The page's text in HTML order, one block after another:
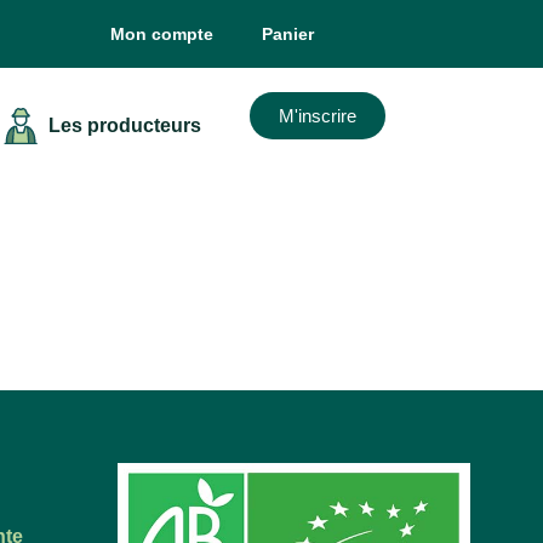
Mon compte Panier
Les producteurs M'inscrire